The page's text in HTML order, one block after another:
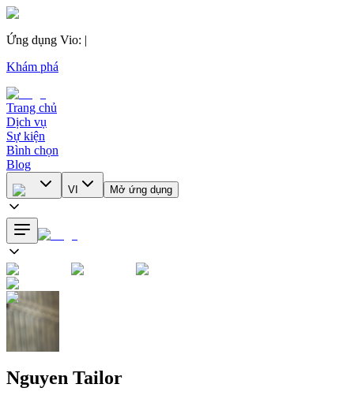
Ứng dụng Vio: |
Khám phá
Trang chủ
Dịch vụ
Sự kiện
Bình chọn
Blog
VI Mở ứng dụng
Nguyen Tailor